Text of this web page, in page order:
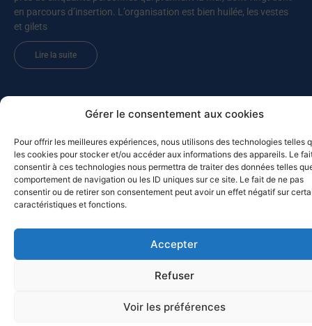
Gérer le consentement aux cookies
Pour offrir les meilleures expériences, nous utilisons des technologies telles
les cookies pour stocker et/ou accéder aux informations des appareils. Le
consentir à ces technologies nous permettra de traiter des données telles
comportement de navigation ou les ID uniques sur ce site. Le fait de ne pas
consentir ou de retirer son consentement peut avoir un effet négatif sur
caractéristiques et fonctions.
Accepter
Refuser
Voir les préférences
en parcours d’insertion. L’organisation est bien huilée, les vestes
et gilets
Lire la suite
MED-SOL-26 – Retour au port
Les bateaux participants à la Croisière du solstice 2026 de retour
à Toulon ? Pas vraiment, puisque deux d’entre eux, Chesapeake et
Celtic Legend, prolongent leur navigation. Chesapeake a quitté
Mahon pour Alghero (Sardaigne), avant de revenir vers
Castesardo et de rentrer par la Corse, alors que Celtic Legend a
poursuivre vers la Sicile. Ce sont cette année quatorze bateaux qui
ont participé à la croisière du solstice vers les Baléares, après